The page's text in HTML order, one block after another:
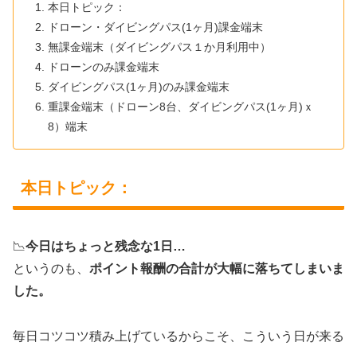
本日トピック：
ドローン・ダイビングパス(1ヶ月)課金端末
無課金端末（ダイビングパス１か月利用中）
ドローンのみ課金端末
ダイビングパス(1ヶ月)のみ課金端末
重課金端末（ドローン8台、ダイビングパス(1ヶ月)ｘ
8）端末
本日トピック：
📉今日はちょっと残念な1日…
というのも、 ポイント報酬の合計が大幅に落ちてしまいま
した。
毎日コツコツ積み上げているからこそ、こういう日が来る